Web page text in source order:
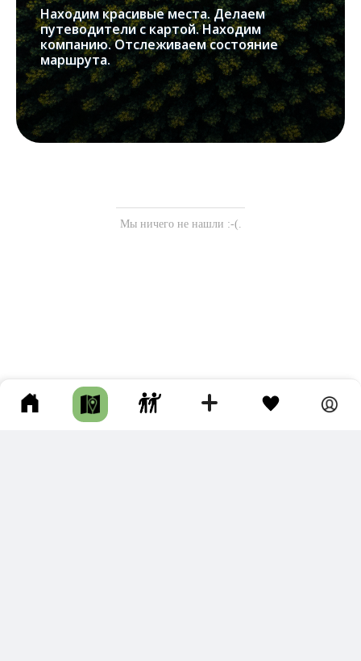
Находим красивые места. Делаем
путеводители с картой. Находим
компанию. Отслеживаем состояние
маршрута.
Мы ничего не нашли :-(.